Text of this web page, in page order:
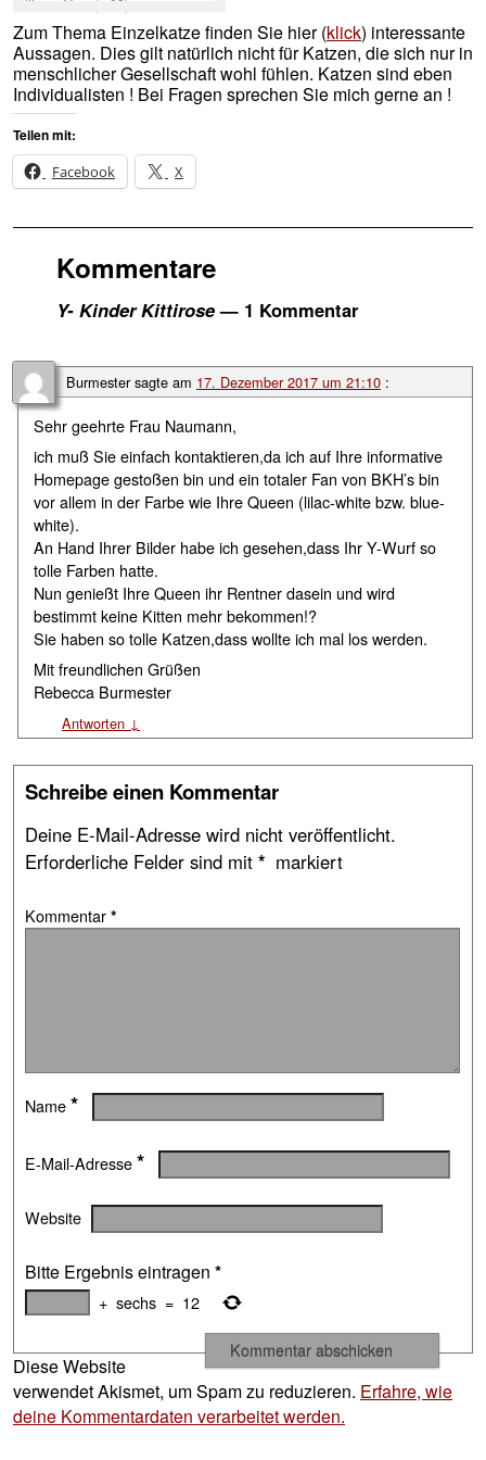
Zum Thema Einzelkatze finden Sie hier (klick) interessante
Aussagen. Dies gilt natürlich nicht für Katzen, die sich nur in
menschlicher Gesellschaft wohl fühlen. Katzen sind eben
Individualisten ! Bei Fragen sprechen Sie mich gerne an !
Teilen mit:
Facebook
X
Kommentare
Y- Kinder Kittirose— 1 Kommentar
Burmester sagte am 17. Dezember 2017 um 21:10 :
Sehr geehrte Frau Naumann,
ich muß Sie einfach kontaktieren,da ich auf Ihre informative
Homepage gestoßen bin und ein totaler Fan von BKH’s bin
vor allem in der Farbe wie Ihre Queen (lilac-white bzw. blue-
white).
An Hand Ihrer Bilder habe ich gesehen,dass Ihr Y-Wurf so
tolle Farben hatte.
Nun genießt Ihre Queen ihr Rentner dasein und wird
bestimmt keine Kitten mehr bekommen!?
Sie haben so tolle Katzen,dass wollte ich mal los werden.
Mit freundlichen Grüßen
Rebecca Burmester
Antworten ↓
Schreibe einen Kommentar
Deine E-Mail-Adresse wird nicht veröffentlicht.
Erforderliche Felder sind mit * markiert
Kommentar *
Name *
E-Mail-Adresse *
Website
Bitte Ergebnis eintragen *
+ sechs = 12
Diese Website
verwendet Akismet, um Spam zu reduzieren. Erfahre, wie
deine Kommentardaten verarbeitet werden.